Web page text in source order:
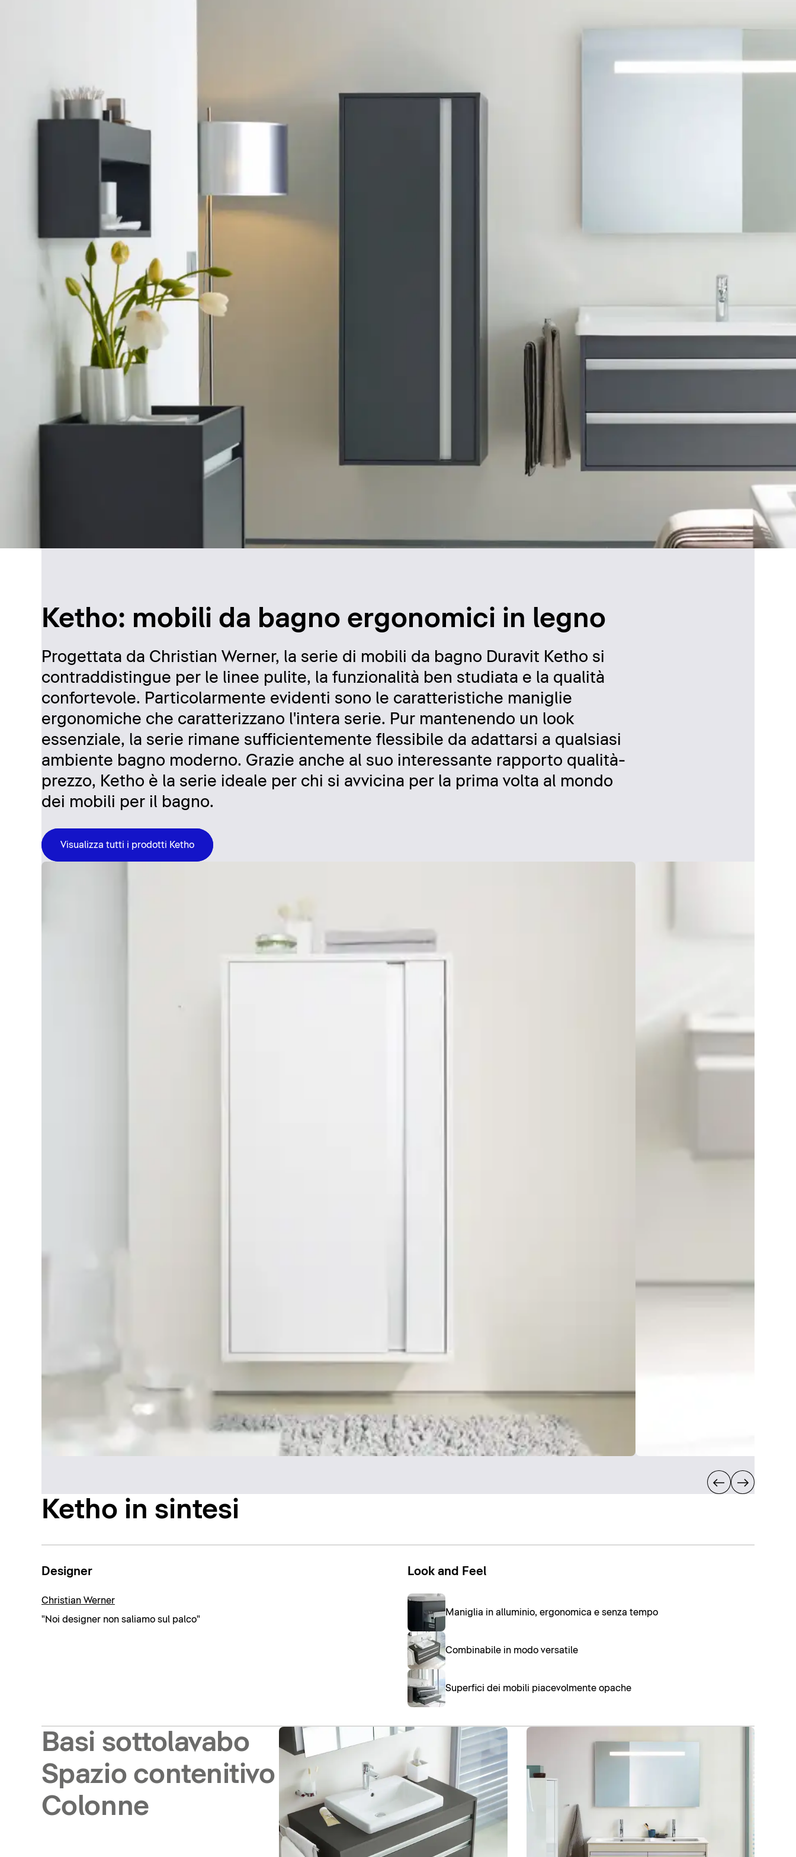
Ketho: mobili da bagno ergonomici in legno
Progettata da Christian Werner, la serie di mobili da bagno Duravit Ketho si
contraddistingue per le linee pulite, la funzionalità ben studiata e la qualità
confortevole. Particolarmente evidenti sono le caratteristiche maniglie
ergonomiche che caratterizzano l'intera serie. Pur mantenendo un look
essenziale, la serie rimane sufficientemente flessibile da adattarsi a qualsiasi
ambiente bagno moderno. Grazie anche al suo interessante rapporto qualità-
prezzo, Ketho è la serie ideale per chi si avvicina per la prima volta al mondo
dei mobili per il bagno.
Visualizza tutti i prodotti Ketho
Ketho in sintesi
Designer
Christian Werner
"Noi designer non saliamo sul palco"
Look and Feel
Maniglia in alluminio, ergonomica e senza tempo
Combinabile in modo versatile
Superfici dei mobili piacevolmente opache
Basi sottolavabo
Spazio contenitivo
Colonne